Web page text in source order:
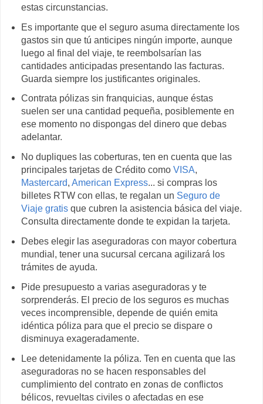
estas circunstancias.
Es importante que el seguro asuma directamente los
gastos sin que tú anticipes ningún importe, aunque
luego al final del viaje, te reembolsarían las
cantidades anticipadas presentando las facturas.
Guarda siempre los justificantes originales.
Contrata pólizas sin franquicias, aunque éstas
suelen ser una cantidad pequeña, posiblemente en
ese momento no dispongas del dinero que debas
adelantar.
No dupliques las coberturas, ten en cuenta que las
principales tarjetas de Crédito como VISA,
Mastercard, American Express... si compras los
billetes RTW con ellas, te regalan un Seguro de
Viaje gratisque cubren la asistencia básica del viaje.
Consulta directamente donde te expidan la tarjeta.
Debes elegir las aseguradoras con mayor cobertura
mundial, tener una sucursal cercana agilizará los
trámites de ayuda.
Pide presupuesto a varias aseguradoras y te
sorprenderás. El precio de los seguros es muchas
veces incomprensible, depende de quién emita
idéntica póliza para que el precio se dispare o
disminuya exageradamente.
Lee detenidamente la póliza. Ten en cuenta que las
aseguradoras no se hacen responsables del
cumplimiento del contrato en zonas de conflictos
bélicos, revueltas civiles o afectadas en ese